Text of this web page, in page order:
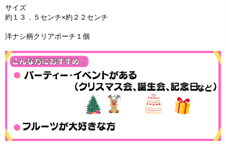
サイズ
約１３．５センチ×約２２センチ
洋ナシ柄クリアポーチ１個